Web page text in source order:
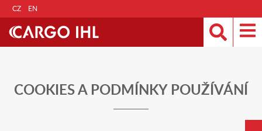
CZ EN
COOKIES A PODMÍNKY POUŽÍVÁNÍ